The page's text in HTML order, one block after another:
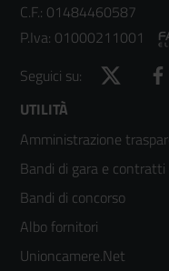
C.F.: 01484460587
P.Iva: 01000211001
Seguici su:
Twitter
Footer
menù
colonna
2
UTILITÀ
Amministrazione
Bandi di gara e contratti
Bandi di concorso
Albo fornitori
Unioncamere.Net